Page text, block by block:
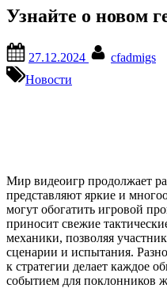
Узнайте о новом
on
27.12.2024
cfadmigs
Новости
Мир видеоигр продолжает
представляют яркие и
могут обогатить игровой
приносит свежие
механики, позволяя
сценарии и испытания.
к стратегии делает каждое
событием для поклонников